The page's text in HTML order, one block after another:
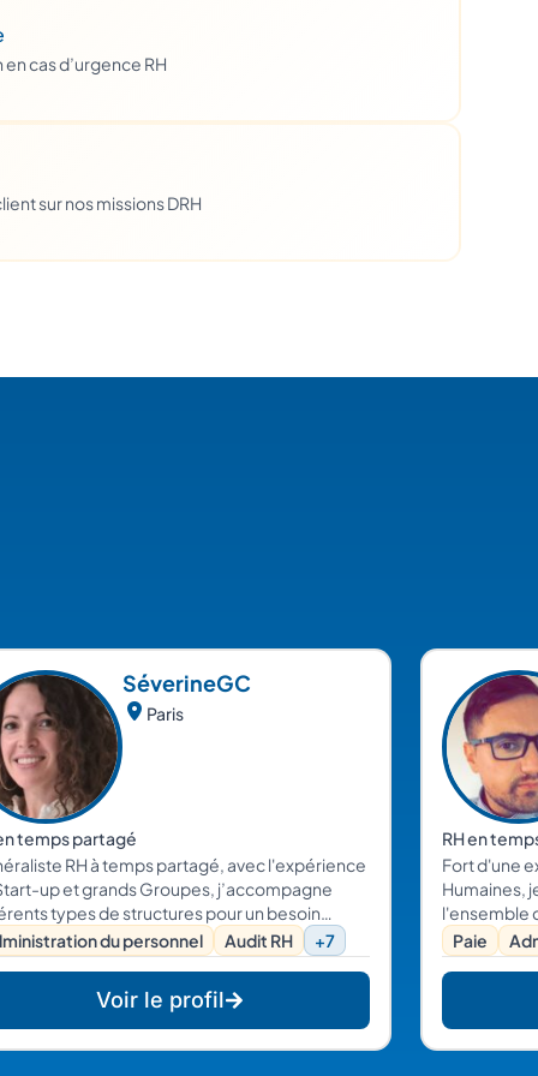
cas d’urgence RH
sur nos missions DRH
SéverineGC
Paris
temps partagé
RH à temps partagé, avec l'expérience
up et grands Groupes, j’accompagne
types de structures pour un besoin
ou un accompagnement plus régulier
le domaine des RH, du droit social et du
du personnel Audit RH +7
Voir le profil
RH en
Fort d'une
Humaines,
l'ensemble
également
Paie